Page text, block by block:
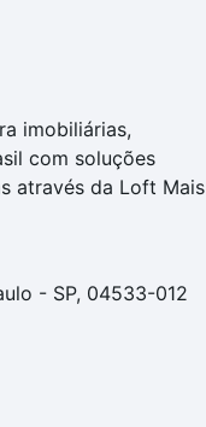
imobiliárias,
com soluções
através da Loft Mais
- SP, 04533-012